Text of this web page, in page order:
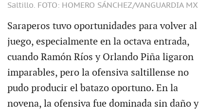
Saltillo. FOTO: HOMERO SÁNCHEZ/VANGUARDIA MX
Saraperos tuvo oportunidades para volver al
juego, especialmente en la octava entrada,
cuando Ramón Ríos y Orlando Piña ligaron
imparables, pero la ofensiva saltillense no
pudo producir el batazo oportuno. En la
novena, la ofensiva fue dominada sin daño y